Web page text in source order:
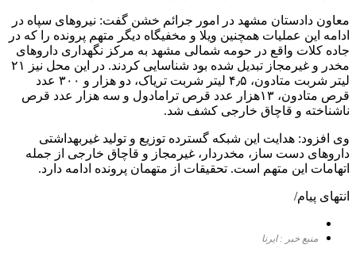
معاون دادستان مشهد در امور جرائم خشن گفت: نیروهای سپاه در
ادامه این عملیات همچنین ویلا و مخفیگاه دیگر متهم پرونده را که در
جاده کلات واقع در حومه شمالی مشهد به مرکز نگهداری داروهای
مخدر و غیرمجاز تبدیل شده بود شناسایی کردند. در این محل نیز ۲۱
لیتر شربت متادون، ۴٫۵ لیتر شربت تریاک، دو هزار و ۳۰۰ عدد
قرص متادون، ۱۳هزار عدد قرص ترامادول و سه هزار عدد قرص
ناشناخته و قاچاق خارجی کشف شد.
وی افزود: هدایت این شبکه گسترده توزیع و تولید غیربهداشتی
داروهای دست ساز، مخدردار، غیرمجاز و قاچاق خارجی از جمله
اتهامات این متهم است. تحقیقات از متهمان پرونده ادامه دارد.
انتهای پیام/
منبع خبر : ایرنا